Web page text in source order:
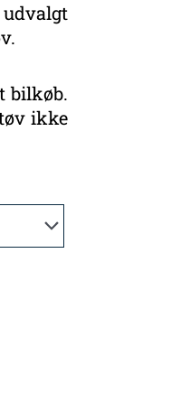
udvalgt
bilkøb.
ikke